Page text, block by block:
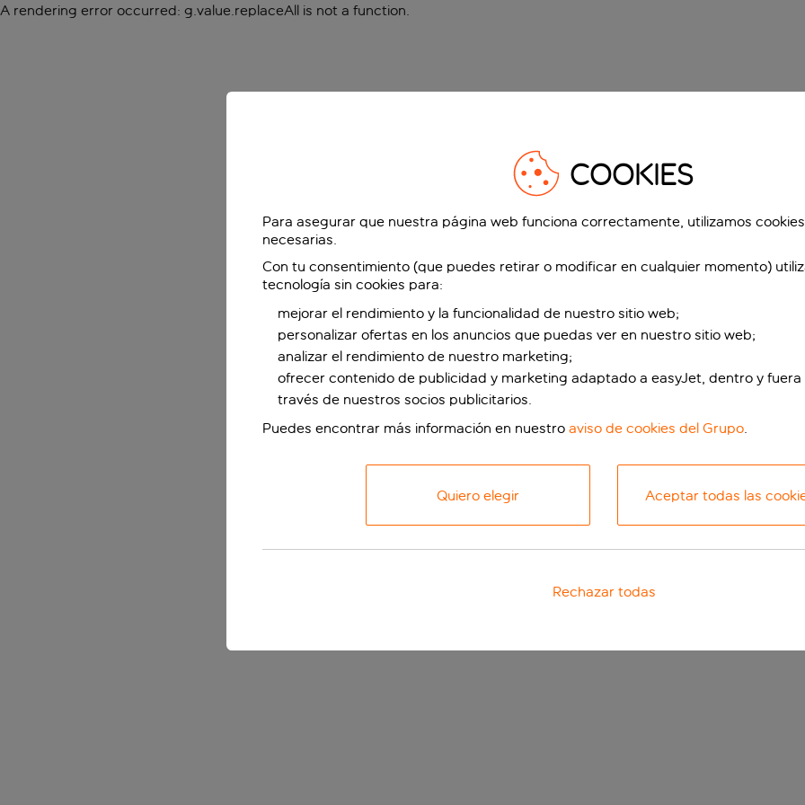
A rendering error occurred: g.value.replaceAll is not a function.
COOKIES
Para asegurar que nuestra página web funciona correctamente, utilizamos
necesarias.
Con tu consentimiento (que puedes retirar o modificar en cualquier momento)
tecnología sin cookies para:
mejorar el rendimiento y la funcionalidad de nuestro sitio web;
personalizar ofertas en los anuncios que puedas ver en nuestro sitio web;
analizar el rendimiento de nuestro marketing;
ofrecer contenido de publicidad y marketing adaptado a easyJet, dentro y
través de nuestros socios publicitarios.
Puedes encontrar más información en nuestro aviso de cookies del Grupo.
Quiero elegir Aceptar todas las
Rechazar todas